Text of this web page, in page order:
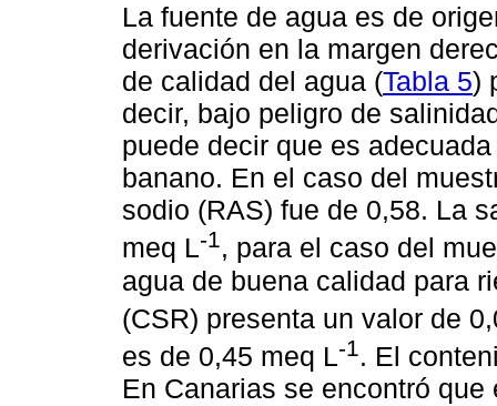
La fuente de agua es de
derivación en la margen
de calidad del agua (Tabla 5)
decir, bajo peligro de
puede decir que es
banano. En el caso del
sodio (RAS) fue de 0,58. La
meq L-1, para el caso del
agua de buena calidad para
(CSR) presenta un valor de
es de 0,45 meq L-1. El
En Canarias se encontró